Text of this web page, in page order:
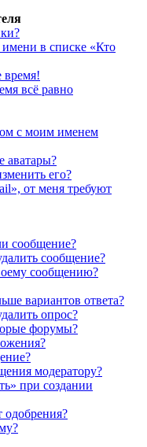
в списке «Кто
время!
всё равно
с моим именем
аватары?
его?
от меня требуют
сообщение?
сообщение?
сообщению?
вариантов ответа?
опрос?
форумы?
модератору?
при создании
одобрения?